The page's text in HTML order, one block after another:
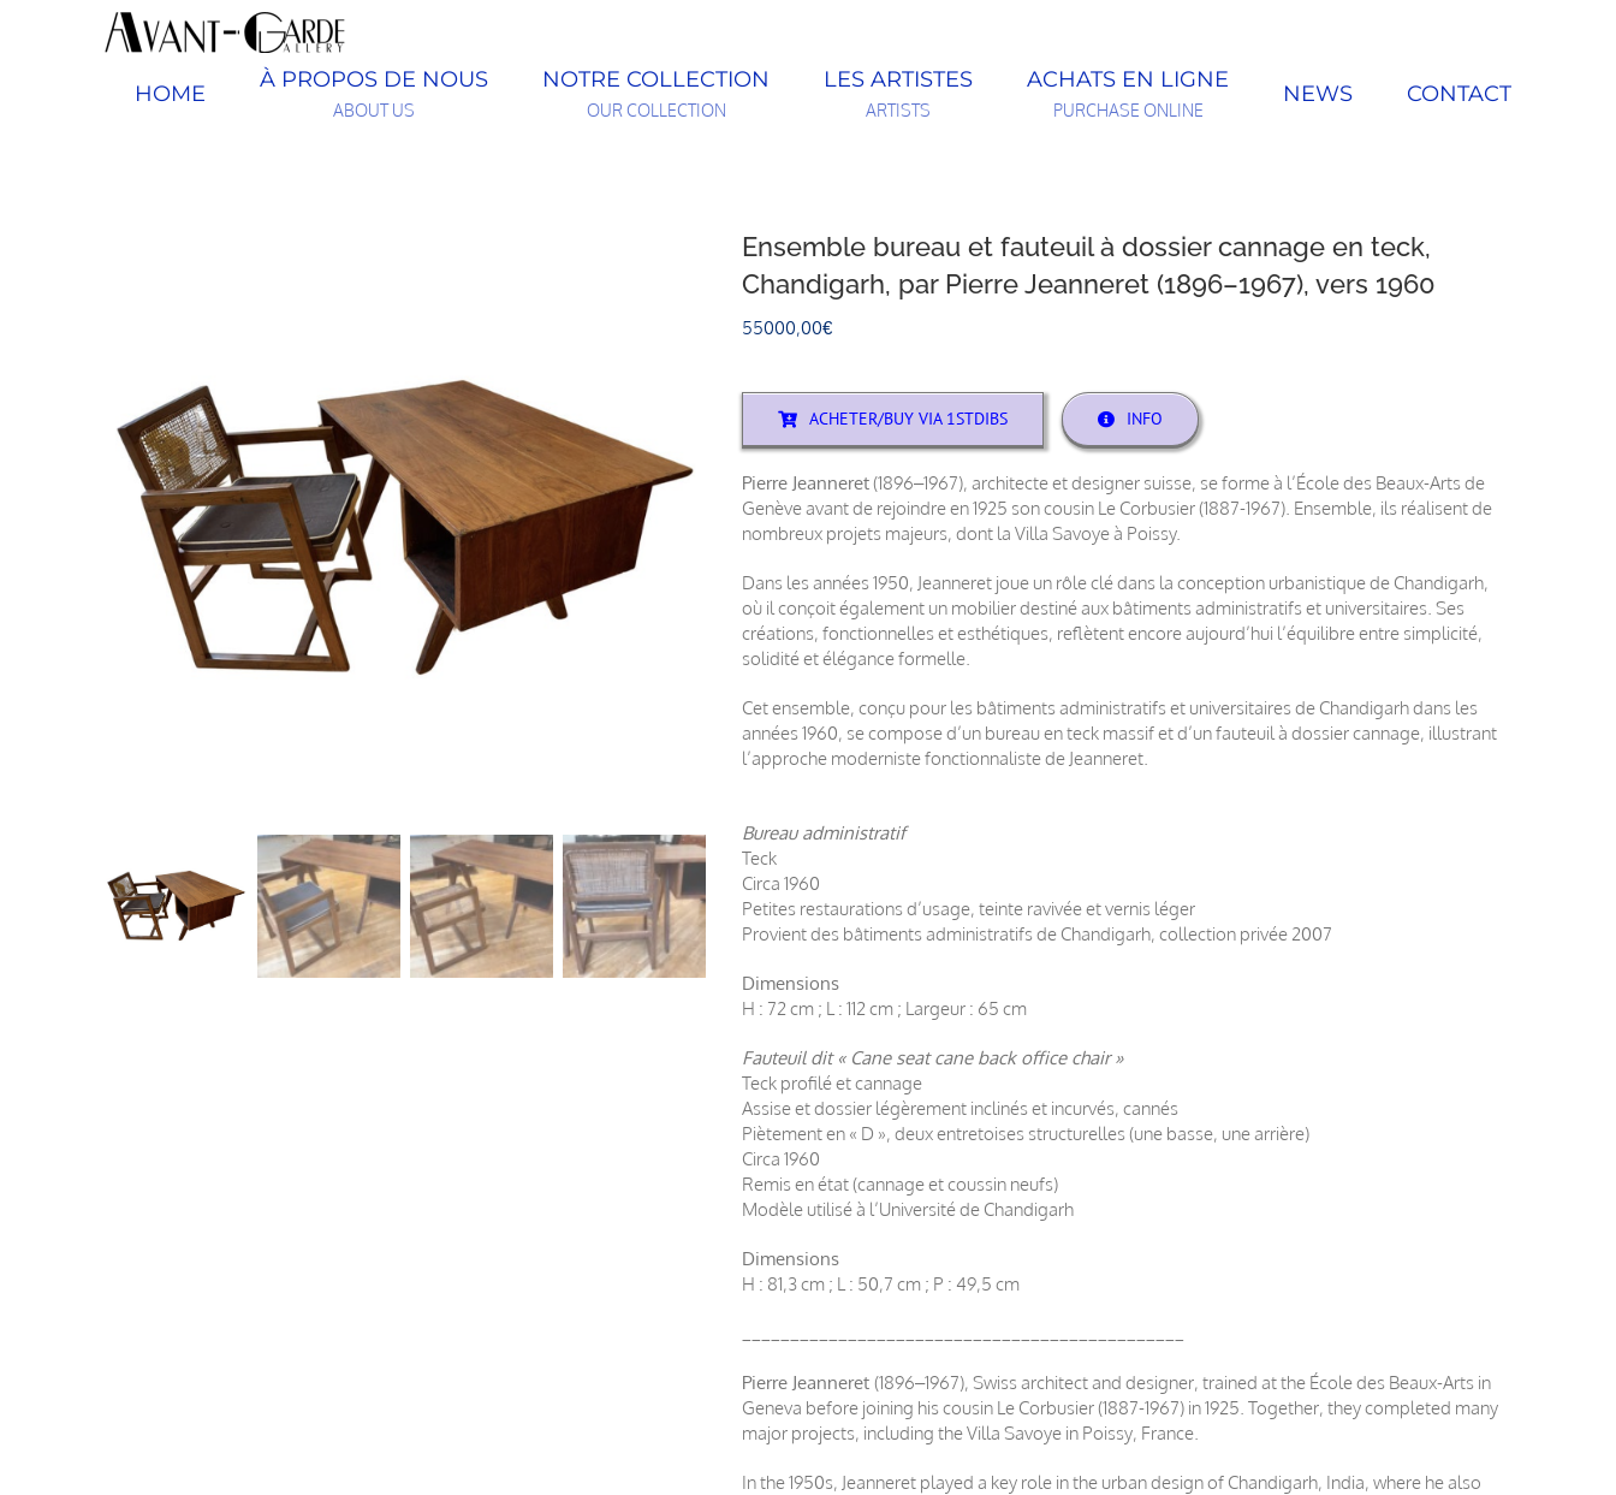
HOME
À PROPOS DE NOUS
ABOUT US
NOTRE COLLECTION
OUR COLLECTION
LES ARTISTES
ARTISTS
ACHATS EN LIGNE
PURCHASE ONLINE
NEWS CONTACT
Ensemble bureau et fauteuil à dossier cannage en teck,
Chandigarh, par Pierre Jeanneret (1896–1967), vers 1960
55000,00€
ACHETER/BUY VIA 1STDIBS INFO
Pierre Jeanneret(1896–1967), architecte et designer suisse, se forme à l’École des Beaux-Arts de
Genève avant de rejoindre en 1925 son cousin Le Corbusier (1887-1967). Ensemble, ils réalisent de
nombreux projets majeurs, dont la Villa Savoye à Poissy.
Dans les années 1950, Jeanneret joue un rôle clé dans la conception urbanistique de Chandigarh,
où il conçoit également un mobilier destiné aux bâtiments administratifs et universitaires. Ses
créations, fonctionnelles et esthétiques, reflètent encore aujourd’hui l’équilibre entre simplicité,
solidité et élégance formelle.
Cet ensemble, conçu pour les bâtiments administratifs et universitaires de Chandigarh dans les
années 1960, se compose d’un bureau en teck massif et d’un fauteuil à dossier cannage, illustrant
l’approche moderniste fonctionnaliste de Jeanneret.
Bureau administratif
Teck
Circa 1960
Petites restaurations d’usage, teinte ravivée et vernis léger
Provient des bâtiments administratifs de Chandigarh, collection privée 2007
Dimensions
H : 72 cm ; L : 112 cm ; Largeur : 65 cm
Fauteuil dit « Cane seat cane back office chair »
Teck profilé et cannage
Assise et dossier légèrement inclinés et incurvés, cannés
Piètement en « D », deux entretoises structurelles (une basse, une arrière)
Circa 1960
Remis en état (cannage et coussin neufs)
Modèle utilisé à l’Université de Chandigarh
Dimensions
H : 81,3 cm ; L : 50,7 cm ; P : 49,5 cm
Pierre Jeanneret (1896–1967), Swiss architect and designer, trained at the École des Beaux-Arts in
Geneva before joining his cousin Le Corbusier (1887-1967) in 1925. Together, they completed many
major projects, including the Villa Savoye in Poissy, France.
In the 1950s, Jeanneret played a key role in the urban design of Chandigarh, India, where he also